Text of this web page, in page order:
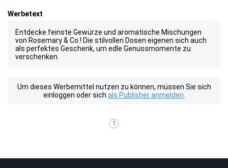
Werbetext
Entdecke feinste Gewürze und aromatische Mischungen
von Rosemary & Co.! Die stilvollen Dosen eigenen sich auch
als perfektes Geschenk, um edle Genussmomente zu
verschenken.
Um dieses Werbemittel nutzen zu können, müssen Sie sich
einloggen oder sich als Publisher anmelden
1